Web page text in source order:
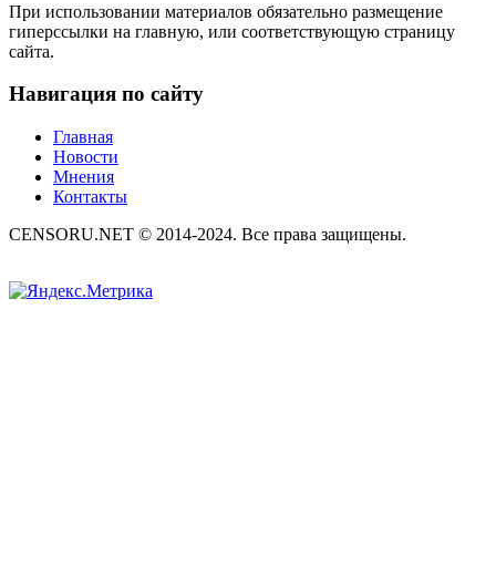
При использовании материалов обязательно размещение
гиперссылки на главную, или соответствующую страницу
сайта.
Навигация по сайту
Главная
Новости
Мнения
Контакты
CENSORU.NET © 2014-2024. Все права защищены.